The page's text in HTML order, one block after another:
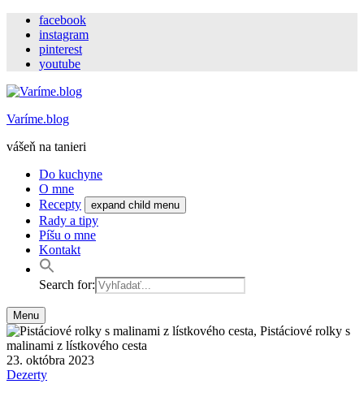
facebook
instagram
pinterest
youtube
Varíme.blog
vášeň na tanieri
Do kuchyne
O mne
Recepty
expand child menu
Rady a tipy
Píšu o mne
Kontakt
Search for:
Menu
23. októbra 2023
Dezerty